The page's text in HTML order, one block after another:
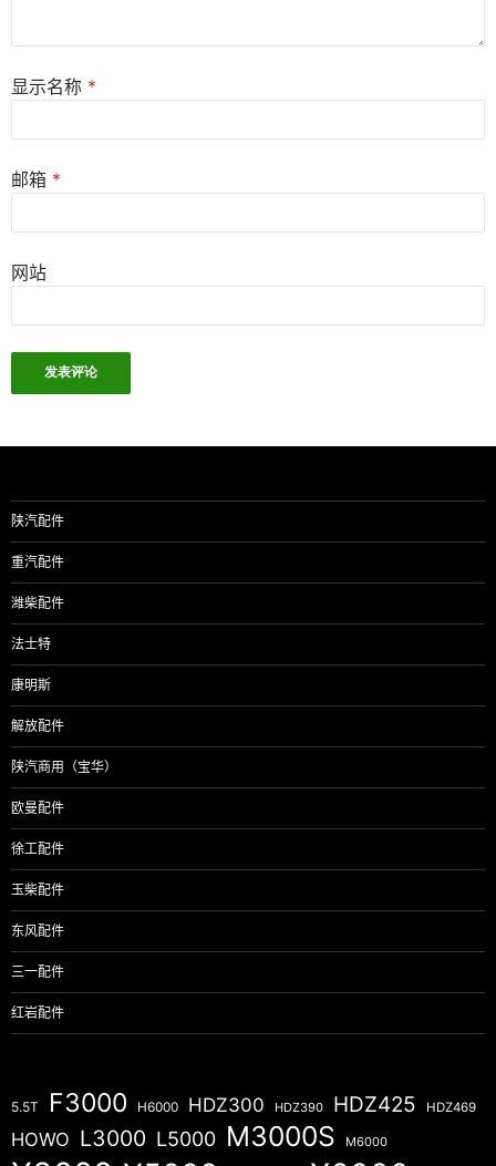
显示名称 *
邮箱 *
网站
陕汽配件
重汽配件
潍柴配件
法士特
康明斯
解放配件
陕汽商用（宝华）
欧曼配件
徐工配件
玉柴配件
东风配件
三一配件
红岩配件
5.5T F3000 H6000 HDZ300 HDZ390 HDZ425 HDZ469
HOWO L3000 L5000 M3000S M6000